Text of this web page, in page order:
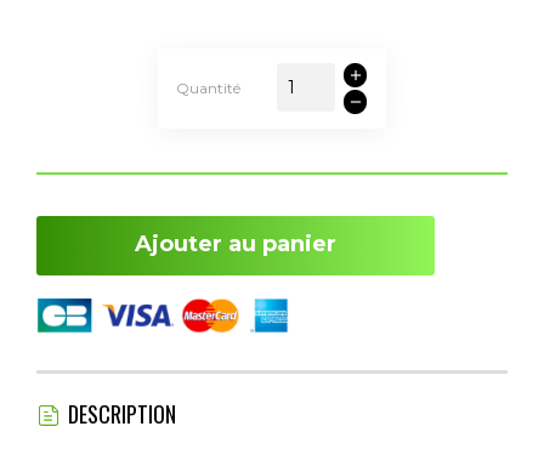
Quantité
Ajouter au panier
DESCRIPTION